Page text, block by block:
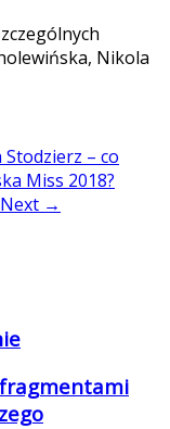
Nikola
– co
Miss 2018?
Next →